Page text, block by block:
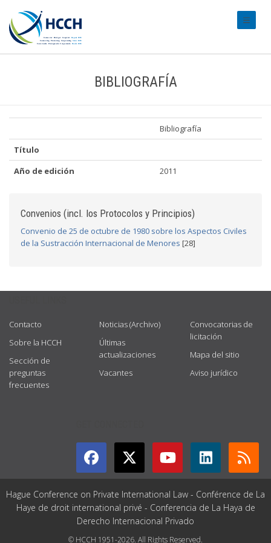
BIBLIOGRAFÍA
Bibliografía
Título
Año de edición
2011
Convenios (incl. los Protocolos y Principios)
Convenio de 25 de octubre de 1980 sobre los Aspectos Civiles
de la Sustracción Internacional de Menores [28]
Contacto
Sobre la HCCH
Sección de
preguntas
frecuentes
Noticias (Archivo)
Últimas
actualizaciones
Vacantes
Convocatorias de
licitación
Mapa del sitio
Aviso jurídico
Hague Conference on Private International Law - Conférence de La
Haye de droit international privé - Conferencia de La Haya de
Derecho Internacional Privado
© HCCH 1951-2026. All Rights Reserved.